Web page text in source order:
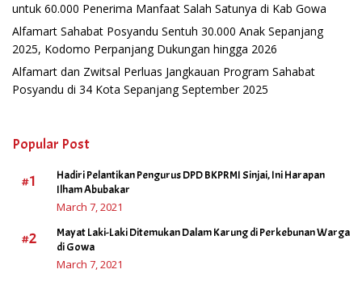
untuk 60.000 Penerima Manfaat Salah Satunya di Kab Gowa
Alfamart Sahabat Posyandu Sentuh 30.000 Anak Sepanjang
2025, Kodomo Perpanjang Dukungan hingga 2026
Alfamart dan Zwitsal Perluas Jangkauan Program Sahabat
Posyandu di 34 Kota Sepanjang September 2025
Popular Post
#1
Hadiri Pelantikan Pengurus DPD BKPRMI Sinjai, Ini Harapan
Ilham Abubakar
March 7, 2021
#2
Mayat Laki-Laki Ditemukan Dalam Karung di Perkebunan Warga
di Gowa
March 7, 2021